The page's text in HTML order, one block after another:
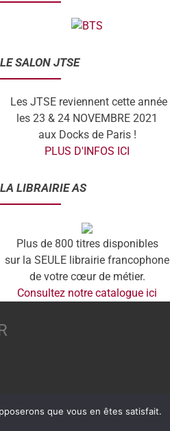
LE SALON JTSE
Les JTSE reviennent cette année
les 23 & 24 NOVEMBRE 2021
aux Docks de Paris !
PLUS D'INFOS ICI
LA LIBRAIRIE AS
Plus de 800 titres disponibles
sur la SEULE librairie francophone
de votre cœur de métier.
Consultez notre catalogue ici
que vous en êtes satisfait.